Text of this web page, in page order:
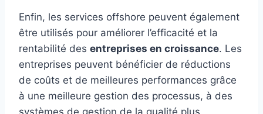
Enfin, les services offshore peuvent également
être utilisés pour améliorer l’efficacité et la
rentabilité des entreprises en croissance. Les
entreprises peuvent bénéficier de réductions
de coûts et de meilleures performances grâce
à une meilleure gestion des processus, à des
systèmes de gestion de la qualité plus